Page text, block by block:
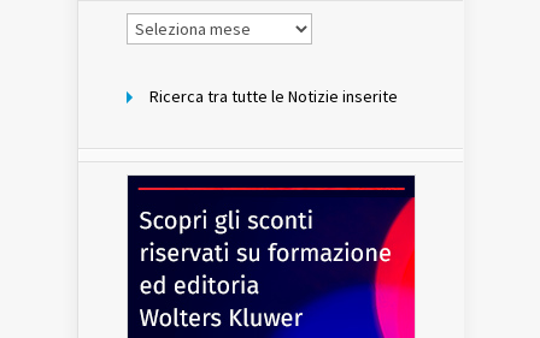
Notizie
per
Ricerca tra tutte le Notizie inserite